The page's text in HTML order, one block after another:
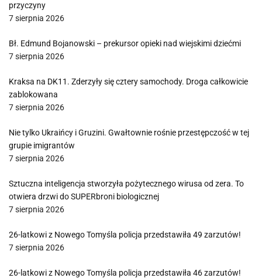
przyczyny
7 sierpnia 2026
Bł. Edmund Bojanowski – prekursor opieki nad wiejskimi dziećmi
7 sierpnia 2026
Kraksa na DK11. Zderzyły się cztery samochody. Droga całkowicie
zablokowana
7 sierpnia 2026
Nie tylko Ukraińcy i Gruzini. Gwałtownie rośnie przestępczość w tej
grupie imigrantów
7 sierpnia 2026
Sztuczna inteligencja stworzyła pożytecznego wirusa od zera. To
otwiera drzwi do SUPERbroni biologicznej
7 sierpnia 2026
26-latkowi z Nowego Tomyśla policja przedstawiła 49 zarzutów!
7 sierpnia 2026
26-latkowi z Nowego Tomyśla policja przedstawiła 46 zarzutów!